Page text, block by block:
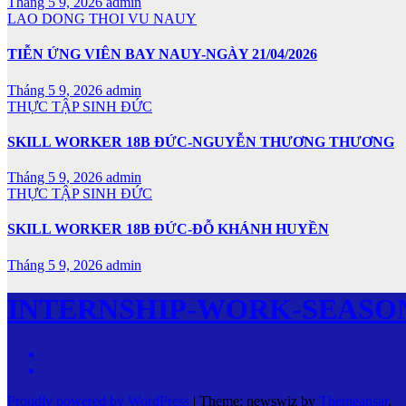
LAO DONG THOI VU NAUY
TIỄN ỨNG VIÊN BAY NAUY-NGÀY 21/04/2026
Tháng 5 9, 2026 admin
THỰC TẬP SINH ĐỨC
SKILL WORKER 18B ĐỨC-NGUYỄN THƯƠNG THƯƠNG
Tháng 5 9, 2026 admin
THỰC TẬP SINH ĐỨC
SKILL WORKER 18B ĐỨC-ĐỖ KHÁNH HUYỀN
Tháng 5 9, 2026 admin
INTERNSHIP-WORK-
Proudly powered by WordPress | Theme: newswiz by Themeansar.